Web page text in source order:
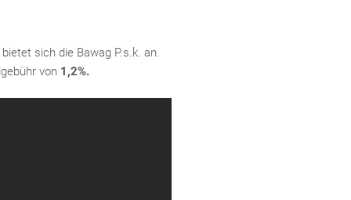
sich die Bawag P.s.k. an.
von 1,2%.